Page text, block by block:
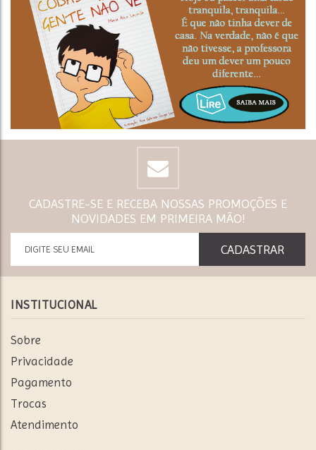
CADASTRE-SE E RECEBA NOSSAS PROMOÇÕES E
NOVIDADES EM PRIMEIRA MÃO!
INSTITUCIONAL
Sobre
Privacidade
Pagamento
Trocas
Atendimento